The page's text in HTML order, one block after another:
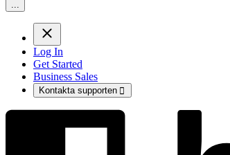
Log In
Get Started
Business Sales
Kontakta supporten 